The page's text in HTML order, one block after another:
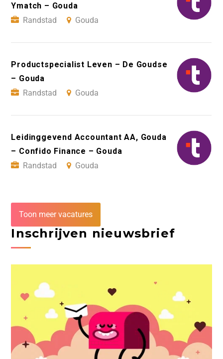
Ymatch – Gouda
Randstad
Gouda
Productspecialist Leven – De Goudse
– Gouda
Randstad
Gouda
Leidinggevend Accountant AA, Gouda
– Confido Finance – Gouda
Randstad
Gouda
Toon meer vacatures
Inschrijven nieuwsbrief